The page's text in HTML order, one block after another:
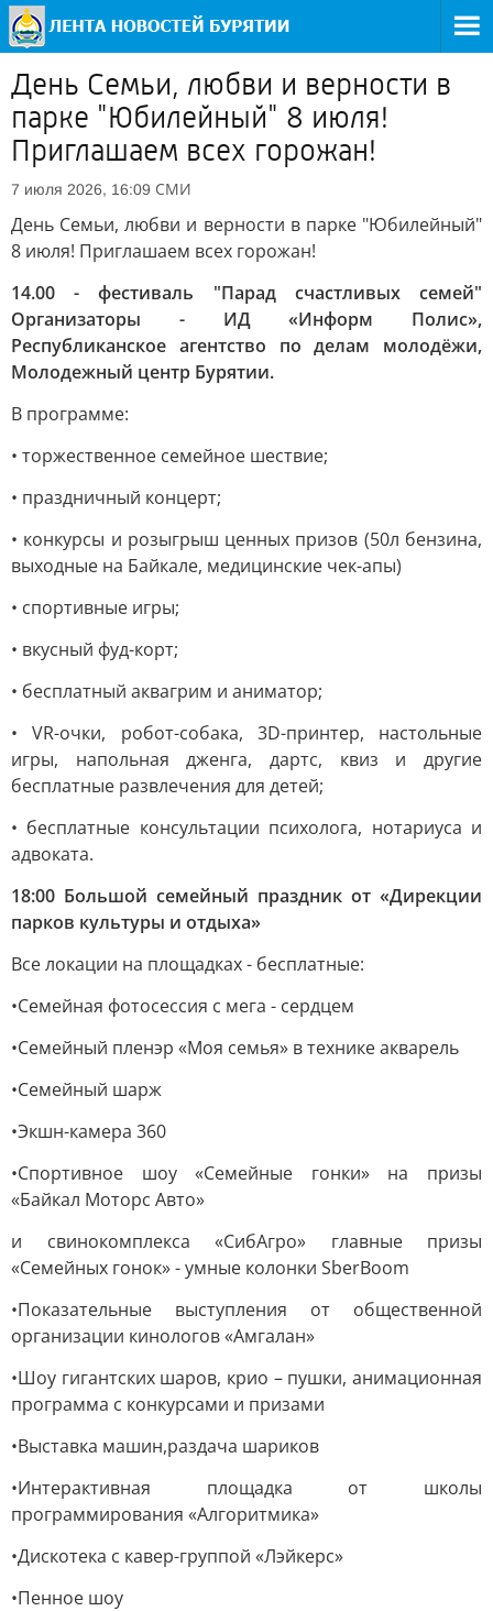
День Семьи, любви и верности в
парке "Юбилейный" 8 июля!
Приглашаем всех горожан!
7 июля 2026, 16:09 СМИ
День Семьи, любви и верности в парке "Юбилейный"
8 июля! Приглашаем всех горожан!
14.00 - фестиваль "Парад счастливых семей"
Организаторы - ИД «Информ Полис»,
Республиканское агентство по делам молодёжи,
Молодежный центр Бурятии.
В программе:
• торжественное семейное шествие;
• праздничный концерт;
• конкурсы и розыгрыш ценных призов (50л бензина,
выходные на Байкале, медицинские чек-апы)
• спортивные игры;
• вкусный фуд-корт;
• бесплатный аквагрим и аниматор;
• VR-очки, робот-собака, 3D-принтер, настольные
игры, напольная дженга, дартс, квиз и другие
бесплатные развлечения для детей;
• бесплатные консультации психолога, нотариуса и
адвоката.
18:00 Большой семейный праздник от «Дирекции
парков культуры и отдыха»
Все локации на площадках - бесплатные:
•Семейная фотосессия с мега - сердцем
•Семейный пленэр «Моя семья» в технике акварель
•Семейный шарж
•Экшн-камера 360
•Спортивное шоу «Семейные гонки» на призы
«Байкал Моторс Авто»
и свинокомплекса «СибАгро» главные призы
«Семейных гонок» - умные колонки SberBoom
•Показательные выступления от общественной
организации кинологов «Амгалан»
•Шоу гигантских шаров, крио – пушки, анимационная
программа с конкурсами и призами
•Выставка машин,раздача шариков
•Интерактивная площадка от школы
программирования «Алгоритмика»
•Дискотека с кавер-группой «Лэйкерс»
•Пенное шоу